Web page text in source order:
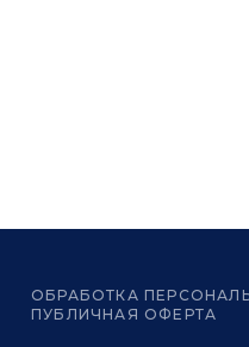
ОБРАБОТКА
ПУБЛИЧНАЯ ОФЕРТА